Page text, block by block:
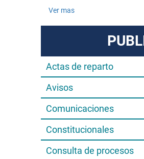
Ver mas
Actas de reparto
Avisos
Comunicaciones
Constitucionales
Consulta de procesos